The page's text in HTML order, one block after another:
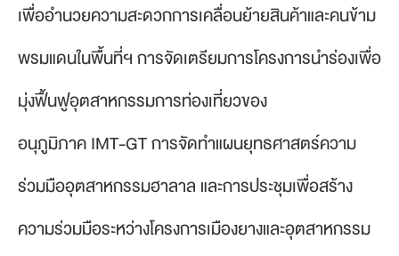
เพื่ออำนวยความสะดวกการเคลื่อนย้ายสินค้าและคนข้าม
พรมแดนในพื้นที่ฯ การจัดเตรียมการโครงการนำร่องเพื่อ
มุ่งฟื้นฟูอุตสาหกรรมการท่องเที่ยวของ
อนุภูมิภาค IMT-GT การจัดทำแผนยุทธศาสตร์ความ
ร่วมมืออุตสาหกรรมฮาลาล และการประชุมเพื่อสร้าง
ความร่วมมือระหว่างโครงการเมืองยางและอุตสาหกรรม